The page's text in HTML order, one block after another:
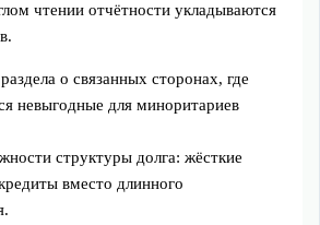
чтении отчётности укладываются
о связанных сторонах, где
невыгодные для миноритариев
структуры долга: жёсткие
вместо длинного